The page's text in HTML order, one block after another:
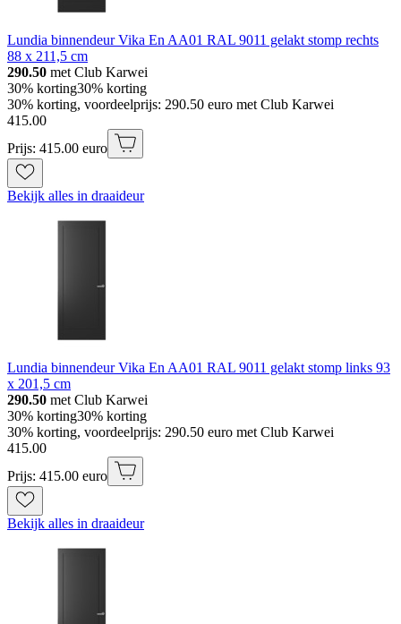
Lundia binnendeur Vika En AA01 RAL 9011 gelakt stomp rechts
88 x 211,5 cm
290.50 met Club Karwei
30% korting30% korting
30% korting, voordeelprijs: 290.50 euro met Club Karwei
415.00
Prijs: 415.00 euro
Bekijk alles in draaideur
Lundia binnendeur Vika En AA01 RAL 9011 gelakt stomp links 93
x 201,5 cm
290.50 met Club Karwei
30% korting30% korting
30% korting, voordeelprijs: 290.50 euro met Club Karwei
415.00
Prijs: 415.00 euro
Bekijk alles in draaideur